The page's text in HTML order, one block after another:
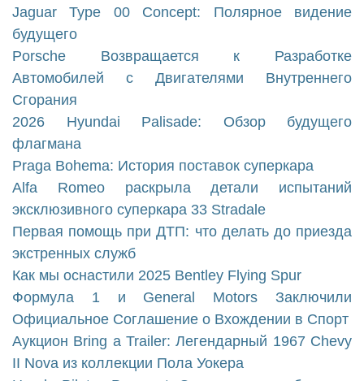
Jaguar Type 00 Concept: Полярное видение
будущего
Porsche Возвращается к Разработке
Автомобилей с Двигателями Внутреннего
Сгорания
2026 Hyundai Palisade: Обзор будущего
флагмана
Praga Bohema: История поставок суперкара
Alfa Romeo раскрыла детали испытаний
эксклюзивного суперкара 33 Stradale
Первая помощь при ДТП: что делать до приезда
экстренных служб
Как мы оснастили 2025 Bentley Flying Spur
Формула 1 и General Motors Заключили
Официальное Соглашение о Вхождении в Спорт
Аукцион Bring a Trailer: Легендарный 1967 Chevy
II Nova из коллекции Пола Уокера